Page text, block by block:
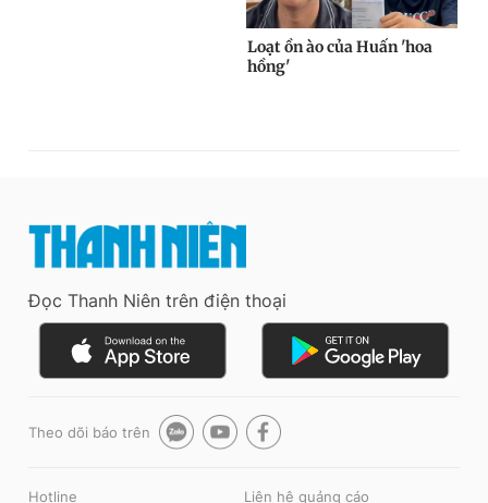
Đọc Thanh Niên trên điện thoại
Theo dõi báo trên
Hotline Liên hệ quảng cáo